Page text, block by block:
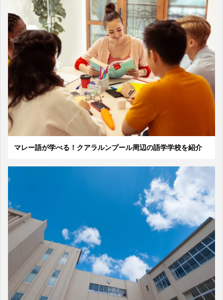
マレー語が学べる！クアラルンプール周辺の語学学校を紹介